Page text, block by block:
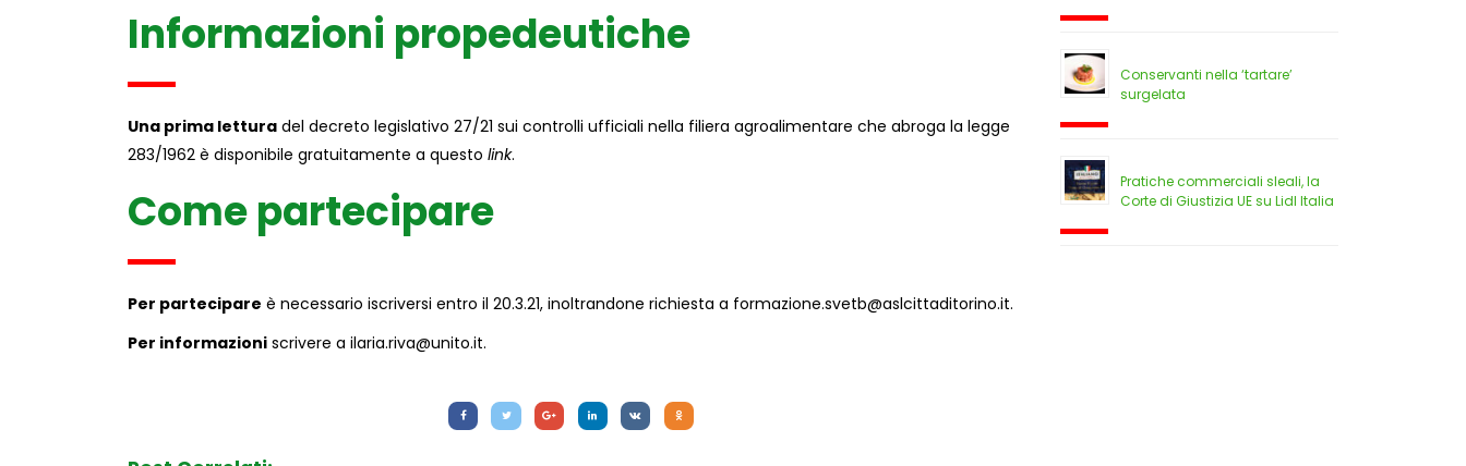
Informazioni propedeutiche
Una prima lettura del decreto legislativo 27/21 sui controlli ufficiali nella filiera agroalimentare che abroga la legge
283/1962 è disponibile gratuitamente a questo link.
Come partecipare
Per partecipare è necessario iscriversi entro il 20.3.21, inoltrandone richiesta a formazione.svetb@aslcittaditorino.it.
Per informazioni scrivere a ilaria.riva@unito.it.
Conservanti nella ‘tartare’
surgelata
Pratiche commerciali sleali, la
Corte di Giustizia UE su Lidl Italia